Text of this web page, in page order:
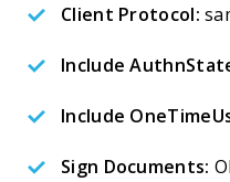
Client Protocol:
Include
Include
Sign Documents: